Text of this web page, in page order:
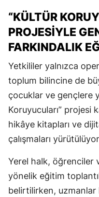
“KÜLTÜR
PROJESIYLE
FARKINDALIK
Yetkililer yalnızca
toplum bilincine de
çocuklar ve gençlere
Koruyucuları” projesi
hikâye kitapları ve
çalışmaları
Yerel halk, öğrenciler
yönelik eğitim
belirtilirken, uzmanlar